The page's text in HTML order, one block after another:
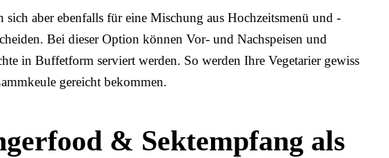
sich aber ebenfalls für eine Mischung aus Hochzeitsmenü und -
Bei dieser Option können Vor- und Nachspeisen und
in Buffetform serviert werden. So werden Ihre Vegetarier gewiss
gereicht bekommen.
& Sektempfang als